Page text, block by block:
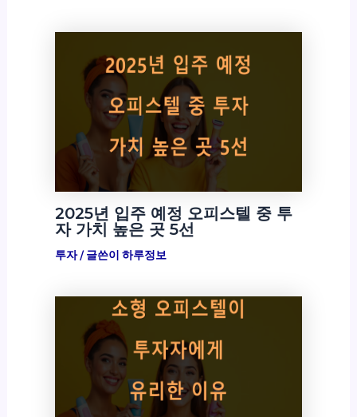
2025년 입주 예정 오피스텔 중 투
자 가치 높은 곳 5선
투자/ 글쓴이 하루정보